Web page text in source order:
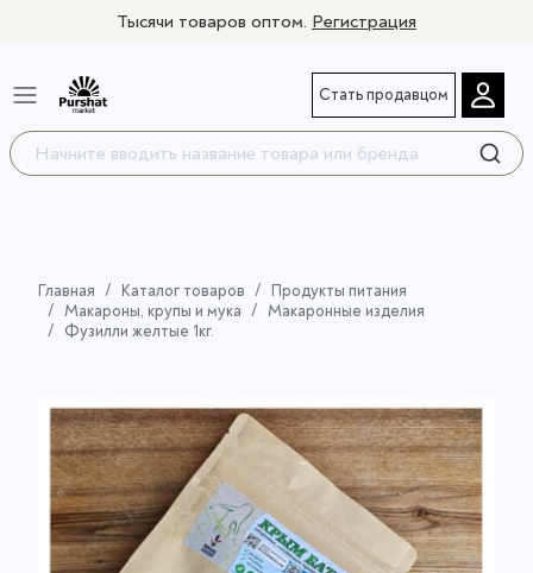
Тысячи товаров оптом. Регистрация
Стать продавцом
Главная Каталог товаров
Продукты питания
Макароны, крупы и мука
Макаронные изделия
Фузилли желтые 1кг.